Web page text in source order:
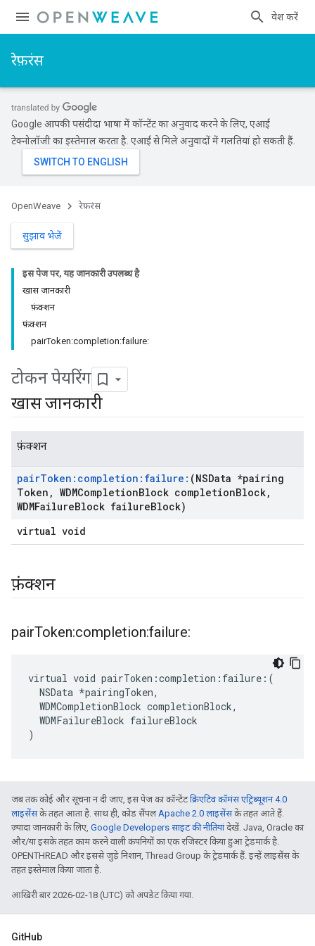
प्रवेश करें
रेफ़रंस
Google आपकी पसंदीदा भाषा में कॉन्टेंट का अनुवाद करने के लिए, एआई
टेक्नोलॉजी का इस्तेमाल करता है. एआई से मिले अनुवादों में गलतियां हो सकती हैं.
OpenWeave रेफ़रंस
सुझाव भेजें
इस पेज पर, यह जानकारी उपलब्ध है
खास जानकारी
फ़ंक्शन
फ़ंक्शन
pairToken:completion:failure:
टोकन पेयरिंग
खास जानकारी
फ़ंक्शन
pairToken:completion:failure: (NSData *pairing
Token , WDMCompletionBlock completionBlock,
WDMFailureBlock failureBlock)
virtual void
फ़ंक्शन
pairToken:completion:failure:
virtual void pairToken:completion:failure:(
  NSData *pairingToken,
  WDMCompletionBlock completionBlock,
  WDMFailureBlock failureBlock
)
जब तक कोई और सूचना न दी जाए, इस पेज का कॉन्टेंटक्रिएटिव कॉमंस एट्रिब्यूशन 4.0
लाइसेंसके तहत आता है. साथ ही, कोड सैंपलApache 2.0 लाइसेंसके तहत आते हैं.
ज़्यादा जानकारी के लिए, Google Developers साइट की नीतियांदेखें. Java, Oracle का
और/या इसके तहत काम करने वाली कंपनियों का एक रजिस्टर किया हुआ ट्रेडमार्क है.
OPENTHREAD और इससे जुड़े निशान, Thread Group के ट्रेडमार्क हैं. इन्हें लाइसेंस के
तहत इस्तेमाल किया जाता है.
आखिरी बार 2026-02-18 (UTC) को अपडेट किया गया.
GitHub